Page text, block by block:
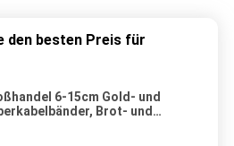
den besten Preis für
6-15cm Gold- und
Brot- und